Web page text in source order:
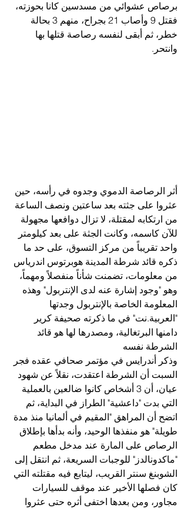
برصاص عشوائي من مسدسين كانا بحوزته،
فقتل 9 وأصاب 21 بجراح، منهم 3 بحالة
خطر، ثم أبقى لنفسه رصاصة قتلها بها
وانتحر.
أثر الرصاصة الدموي وجدوه في رأسه، حين
عثروا على جثته بعد ساعتين ونصف الساعة
من ارتكابه لمقتلة، لا تزال دوافعها مجهولة
للآن كاسمه، وكانت الجثة على بعد كيلومتر
واحد تقريباً من مركز التسوق، على حد ما
ذكره قائد شرطة المدينة هوبرتوس اندرياس
من معلومات، تضمنت شأناً منفصلاً ومهماً،
وهو "وجود إشارة عنه لدى الإنتربول" وهذه
المعلومة الخاصة بالإنتربول وجدتها
"العربية.نت" في ما ذكرته صحيفة كرير
دامنها البرتغالية، ومصدرها لها هو قائد
الشرطة نفسه
وذكر أندرايس في مؤتمر صحافي عقده فجر
السبت أن الشرطة اعتقدت، نقلاً عن شهود
عيان، أن 3 أشخاص كانوا ضالعين بالعملية
التي بدت "داعشية" الطراز في البداية، ثم
اتضح أن المراهق "المقيم في ألمانيا منذ مدة
طويلة" هو منفذها الوحيد، وأنه بدأها بإطلاق
الرصاص على المارة عند مدخل مطعم
"ماكدونالدز" للوجبات السريعة، ثم انتقل إلى
الشوبنغ سنتر القريب، ليتابع فيه مقتلته التي
كان فصلها الأخير عند موقف للسيارات
مجاور، ومن بعدها اختفى أثره حتى عثروا